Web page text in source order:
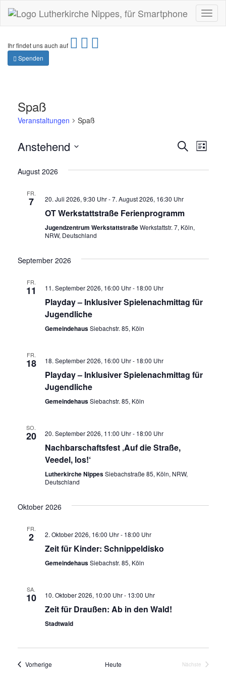
Ihr findet uns auch auf
Spenden
Spaß
Veranstaltungen Spaß
SucheListe
Anstehend
wählen.
August 2026
FR.
7 20. Juli 2026, 9:30 Uhr-7. August 2026, 16:30 Uhr
OT Werkstattstraße Ferienprogramm
Jugendzentrum WerkstattstraßeWerkstattstr. 7, Köln,
NRW, Deutschland
September 2026
FR.
11 11. September 2026, 16:00 Uhr- 18:00 Uhr
Playday – Inklusiver Spielenachmittag für
Jugendliche
GemeindehausSiebachstr. 85, Köln
FR.
18 18. September 2026, 16:00 Uhr- 18:00 Uhr
Playday – Inklusiver Spielenachmittag für
Jugendliche
GemeindehausSiebachstr. 85, Köln
SO.
20 20. September 2026, 11:00 Uhr- 18:00 Uhr
Nachbarschaftsfest ‚Auf die Straße,
Veedel, los!‘
Lutherkirche NippesSiebachstraße 85, Köln, NRW,
Deutschland
Oktober 2026
FR.
2 2. Oktober 2026, 16:00 Uhr- 18:00 Uhr
Zeit für Kinder: Schnippeldisko
GemeindehausSiebachstr. 85, Köln
SA.
10 10. Oktober 2026, 10:00 Uhr- 13:00 Uhr
Zeit für Draußen: Ab in den Wald!
Stadtwald
VorherigeVeranstaltungen Heute
Nächste